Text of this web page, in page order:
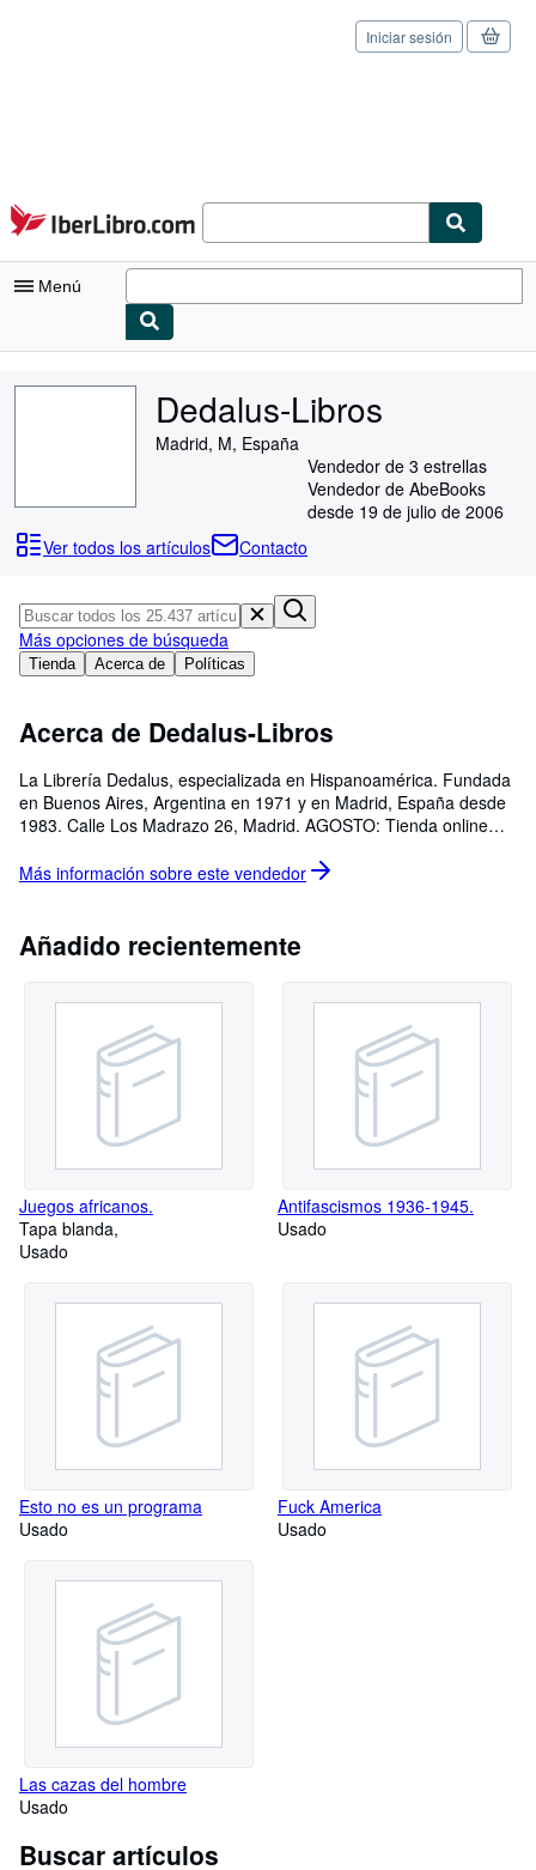
Pasar al contenido principal
IberLibro.com
Iniciar sesión
Menú
Consultar mis pedidos
Colecciones
Arte y coleccionismo
Vendedores
Ayuda
CERRAR
Dedalus-Libros
Madrid, M, España
Vendedor de 3 estrellas
Vendedor de AbeBooks
desde 19 de julio de 2006
Ver todos los artículos
Contacto
Tienda Acerca de Políticas
Más opciones de búsqueda
Acerca de Dedalus-Libros
La Librería Dedalus, especializada en Hispanoamérica. Fundada
en Buenos Aires, Argentina en 1971 y en Madrid, España desde
1983. Calle Los Madrazo 26, Madrid. AGOSTO: Tienda online
libros se encuentra en el almacén, llamar antes de pasar a
www.dedalus-libros.com
Más información sobre este vendedor
Añadido recientemente
Juegos africanos.
Tapa blanda
Usado
Antifascismos 1936-1945.
Usado
Esto no es un programa
Usado
Fuck America
Usado
Las cazas del hombre
Usado
Buscar artículos